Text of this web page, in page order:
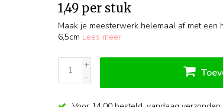
1,49 per stuk
Maak je meesterwerk helemaal af met
6,5cm Lees meer
+
-